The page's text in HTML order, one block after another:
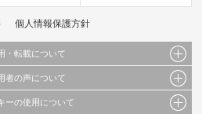
個人情報保護方針
・転載について
、写真、イラスト、画像データ等）及びこれらの配
転載・複製などの二次利用を行うことは固く禁じて
者の声について
サービスの利用者が提出された見解・感想です。
ーの使用について